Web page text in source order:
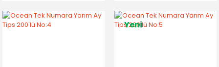
Yeni